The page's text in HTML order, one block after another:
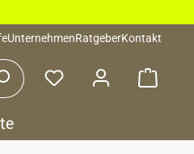
UnternehmenRatgeberKontakt